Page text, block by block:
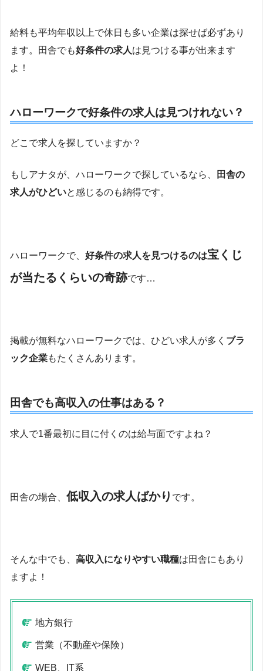
給料も平均年収以上で休日も多い企業は探せば必ずあり
ます。田舎でも好条件の求人は見つける事が出来ます
よ！
ハローワークで好条件の求人は見つけれない？
どこで求人を探していますか？
もしアナタが、ハローワークで探しているなら、
田舎の
求人がひどいと感じるのも納得です。
ハローワークで、 好条件の求人を見つけるのは宝くじ
が当たるくらいの奇跡です…
掲載が無料なハローワークでは、ひどい求人が多く ブラ
ック企業もたくさんあります。
田舎でも高収入の仕事はある？
求人で1番最初に目に付くのは給与面ですよね？
田舎の場合、低収入の求人ばかり です。
そんな中でも、 高収入になりやすい職種は田舎にもあり
ますよ！
地方銀行
営業（不動産や保険）
WEB、IT系